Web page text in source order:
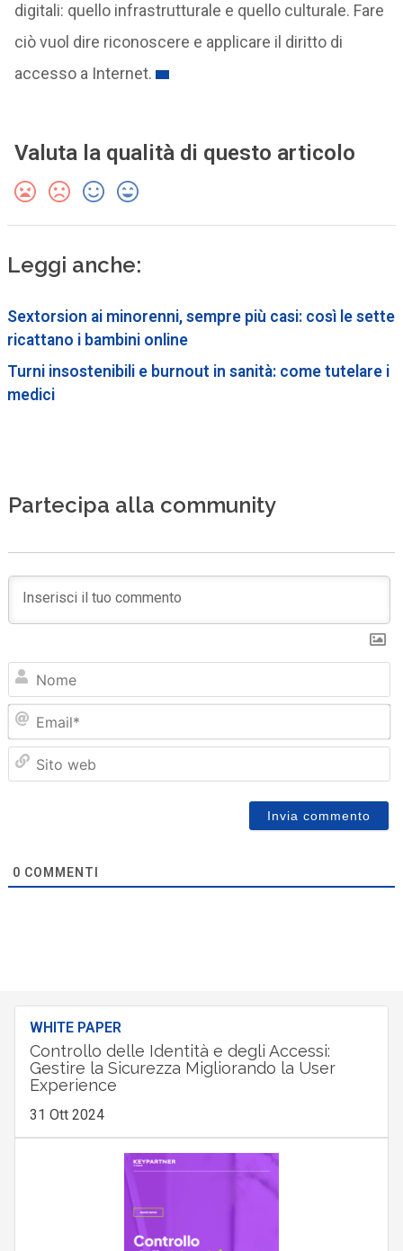
digitali: quello infrastrutturale e quello culturale. Fare
ciò vuol dire riconoscere e applicare il diritto di
accesso a Internet.
Valuta la qualità di questo articolo
Leggi anche:
Sextorsion ai minorenni, sempre più casi: così le sette
ricattano i bambini online
Turni insostenibili e burnout in sanità: come tutelare i
medici
Partecipa alla community
0 COMMENTI
WHITE PAPER
Controllo delle Identità e degli Accessi:
Gestire la Sicurezza Migliorando la User
Experience
31 Ott 2024